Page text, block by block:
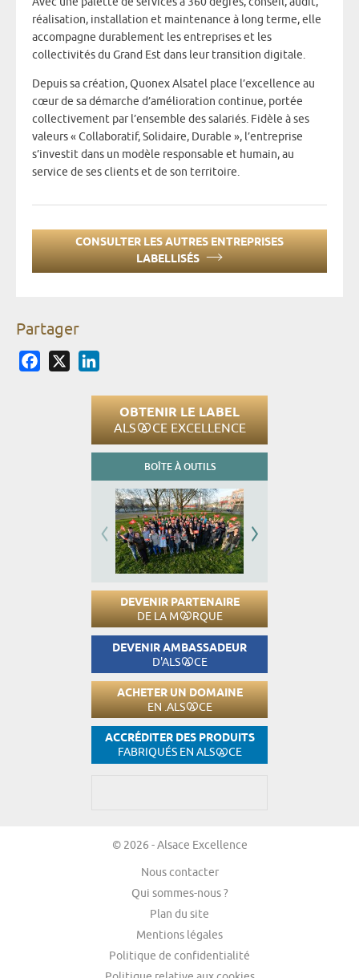
réalisation, installation et maintenance à long terme, elle
accompagne durablement les entreprises et les
collectivités du Grand Est dans leur transition digitale.
Depuis sa création, Quonex Alsatel place l’excellence au
cœur de sa démarche d’amélioration continue, portée
collectivement par l’ensemble des salariés. Fidèle à ses
valeurs « Collaboratif, Solidaire, Durable », l’entreprise
s’investit dans un modèle responsable et humain, au
service de ses clients et de son territoire.
CONSULTER LES AUTRES ENTREPRISES
LABELLISÉS
Partager
Facebook
OBTENIR LE LABEL
ALS CE EXCELLENCE
BOÎTE À OUTILS
DEVENIR PARTENAIRE
DE LA M RQUE
DEVENIR AMBASSADEUR
D'ALS CE
ACHETER UN DOMAINE
EN .ALS CE
ACCRÉDITER DES PRODUITS
FABRIQUÉS EN ALS CE
© 2026 - Alsace Excellence
Nous contacter
Qui sommes-nous ?
Plan du site
Mentions légales
Politique de confidentialité